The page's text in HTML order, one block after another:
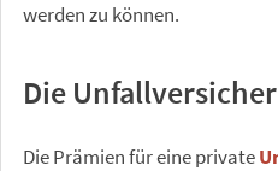
werden zu können.
Die
Die Prämien für eine private